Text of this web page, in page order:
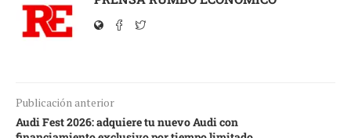
Publicación anterior
Audi Fest 2026: adquiere tu nuevo Audi con